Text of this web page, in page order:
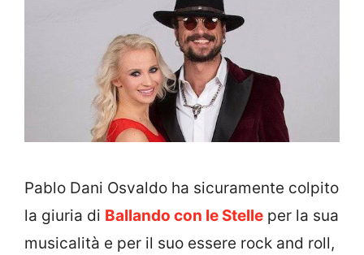
Pablo Dani Osvaldo ha sicuramente colpito
la giuria di Ballando con le Stelle per la sua
musicalità e per il suo essere rock and roll,